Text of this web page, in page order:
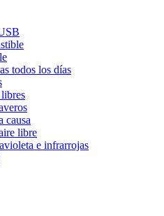
todos los días
causa
libre
e infrarrojas